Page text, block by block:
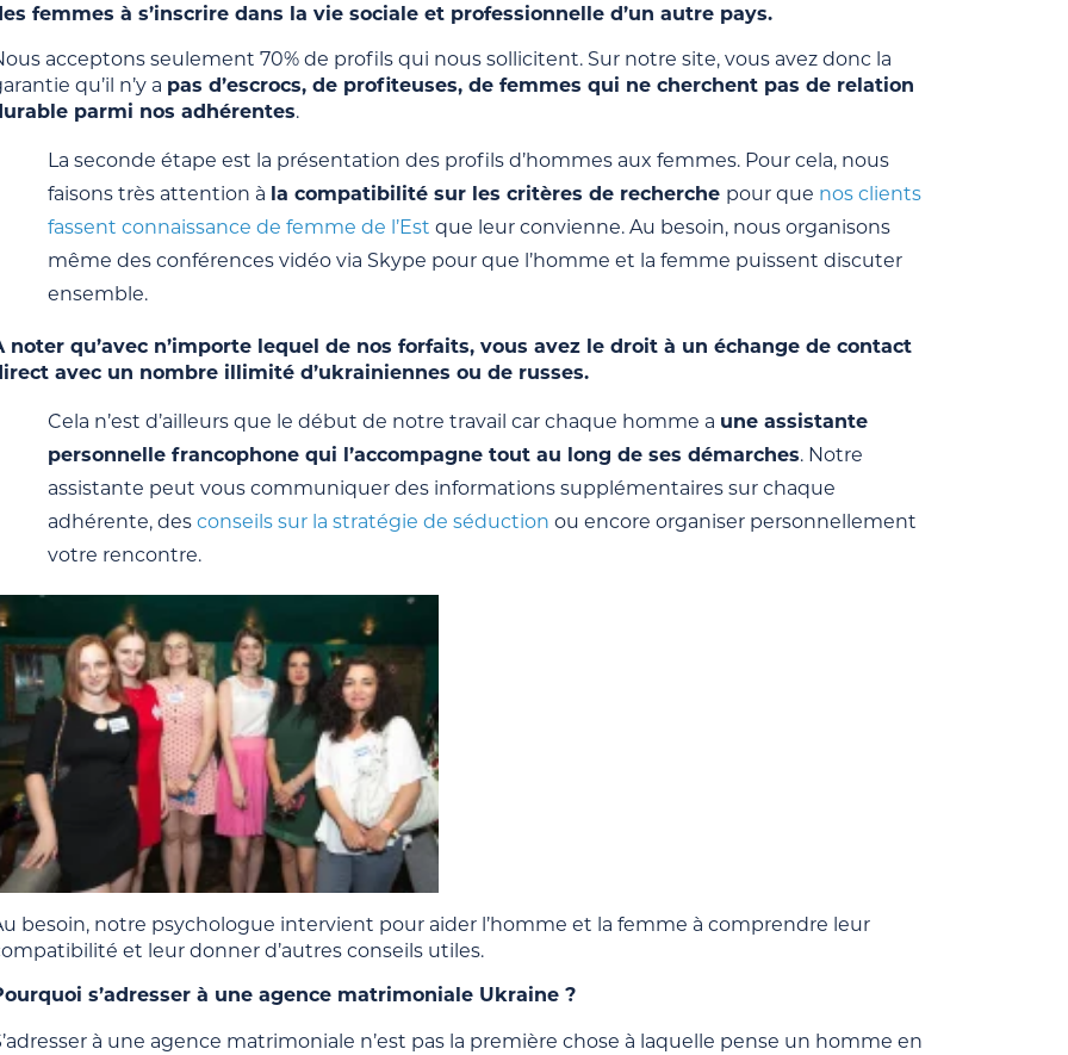
femmes à s’inscrire dans la vie sociale et professionnelle d’un autre pays.
acceptons seulement 70% de profils qui nous sollicitent. Sur notre site, vous avez donc la
qu’il n’y a pas d’escrocs, de profiteuses, de femmes qui ne cherchent pas de relation
parmi nos adhérentes.
La seconde étape est la présentation des profils d’hommes aux femmes. Pour cela, nous
faisons très attention à la compatibilité sur les critères de recherche pour que nos clients
fassent connaissance de femme de l’Est que leur convienne. Au besoin, nous organisons
même des conférences vidéo via Skype pour que l’homme et la femme puissent discuter
ensemble.
noter qu’avec n’importe lequel de nos forfaits, vous avez le droit à un échange de contact
avec un nombre illimité d’ukrainiennes ou de russes.
Cela n’est d’ailleurs que le début de notre travail car chaque homme a une assistante
personnelle francophone qui l’accompagne tout au long de ses démarches. Notre
assistante peut vous communiquer des informations supplémentaires sur chaque
adhérente, des conseils sur la stratégie de séduction ou encore organiser personnellement
votre rencontre.
besoin, notre psychologue intervient pour aider l’homme et la femme à comprendre leur
et leur donner d’autres conseils utiles.
s’adresser à une agence matrimoniale Ukraine ?
à une agence matrimoniale n’est pas la première chose à laquelle pense un homme en